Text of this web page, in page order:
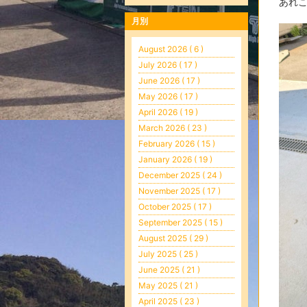
月別
August 2026 ( 6 )
July 2026 ( 17 )
June 2026 ( 17 )
May 2026 ( 17 )
April 2026 ( 19 )
March 2026 ( 23 )
February 2026 ( 15 )
January 2026 ( 19 )
December 2025 ( 24 )
November 2025 ( 17 )
October 2025 ( 17 )
September 2025 ( 15 )
August 2025 ( 29 )
July 2025 ( 25 )
June 2025 ( 21 )
May 2025 ( 21 )
April 2025 ( 23 )